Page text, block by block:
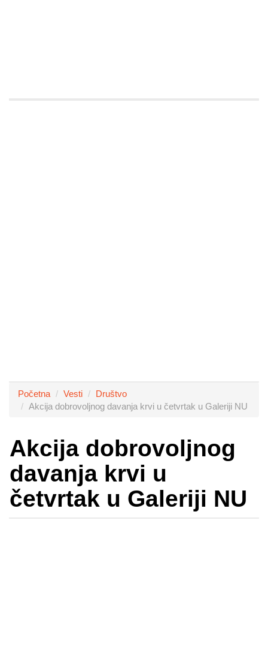
Početna Vesti
Društvo
Akcija dobrovoljnog davanja krvi u četvrtak u Galeriji NU
Akcija dobrovoljnog
davanja krvi u
četvrtak u Galeriji NU